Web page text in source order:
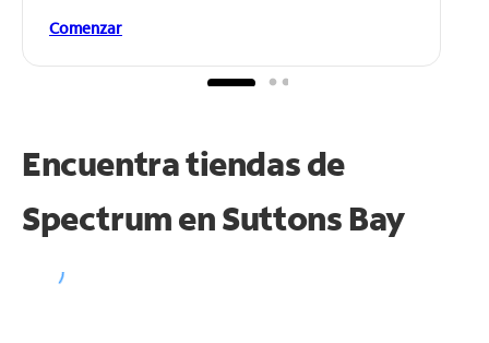
Comenzar
Encuentra tiendas de
Spectrum enSuttons Bay